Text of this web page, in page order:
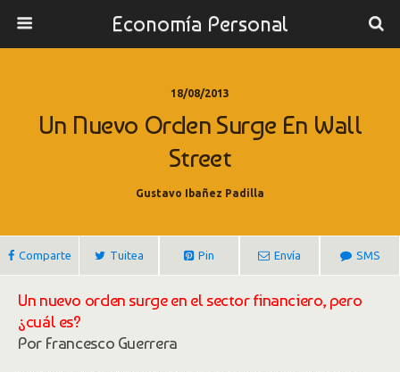
Economía Personal
18/08/2013
Un Nuevo Orden Surge En Wall
Street
Gustavo Ibañez Padilla
Comparte Tuitea Pin Envía SMS
Un nuevo orden surge en el sector financiero, pero
¿cuál es?
Por Francesco Guerrera